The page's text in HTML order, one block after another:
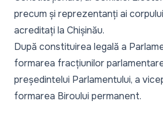
precum și reprezentanți ai
acreditați la Chișinău.
După constituirea legală a
formarea fracțiunilor
președintelui Parlamentului, a
formarea Biroului permanent.